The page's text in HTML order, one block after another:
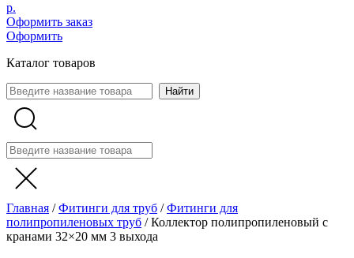
р.
Оформить заказ
Оформить
Каталог товаров
Главная /Фитинги для труб /Фитинги для
полипропиленовых труб /Коллектор полипропиленовый с
кранами 32×20 мм 3 выхода